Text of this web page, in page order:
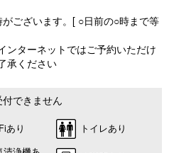
ございます。[ ○日前の○時まで等
ンターネットではご予約いただけ
承ください
できません
あり トイレあり